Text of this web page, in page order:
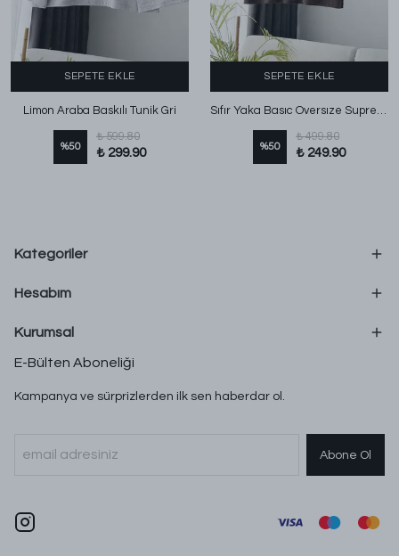
SEPETE EKLE
Limon Araba Baskılı Tunik Gri
%50
₺ 599.80
₺ 299.90
SEPETE EKLE
Sıfır Yaka Basıc Oversıze Suprem T-Shırt Koyu Kahve
%50
₺ 499.80
₺ 249.90
Kategoriler
Hesabım
Kurumsal
E-Bülten Aboneliği
Kampanya ve sürprizlerden ilk sen haberdar ol.
Abone Ol